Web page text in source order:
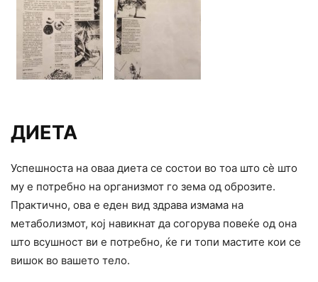
ДИЕТА
Успешноста на оваа диета се состои во тоа што сè што
му е потребно на организмот го зема од оброзите.
Практично, ова е еден вид здрава измама на
метаболизмот, кој навикнат да согорува повеќе од она
што всушност ви е потребно, ќе ги топи мастите кои се
вишок во вашето тело.